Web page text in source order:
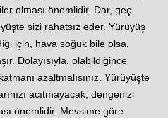
olması önemlidir. Dar, geç
sizi rahatsız eder. Yürüyüş
için, hava soğuk bile olsa,
Dolayısıyla, olabildiğince
azaltmalısınız. Yürüyüşte
acıtmayacak, dengenizi
önemlidir. Mevsime göre